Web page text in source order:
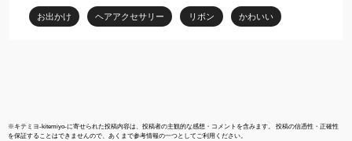
り ヘアクリップ ヘアア
クセサリー 赤ちゃん 花
お出かけ ヘアアクセサリー リボン かわいい
※キテミヨ-kitemiyo-に寄せられた投稿内容は、投稿者の主観的な感想・コメントを含みます。 投稿の信憑性・正確性
を保証することはできませんので、あくまで参考情報の一つとしてご利用ください。